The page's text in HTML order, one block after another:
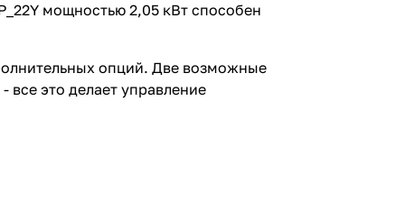
мощностью 2,05 кВт способен
опций. Две возможные
это делает управление